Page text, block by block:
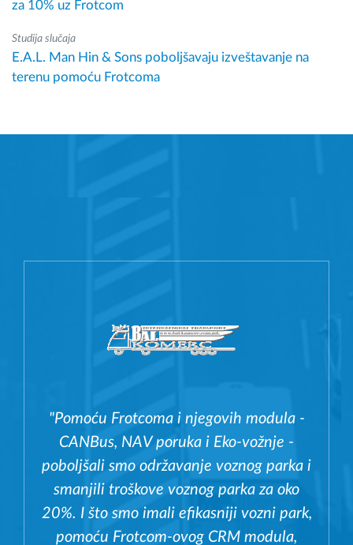
za 10% uz Frotcom
Studija slučaja
E.A.L. Man Hin & Sons poboljšavaju izveštavanje na
terenu pomoću Frotcoma
"Pomoću Frotcoma i njegovih modula -
CANBus, NAV poruka i Eko-vožnje -
poboljšali smo održavanje voznog parka i
smanjili troškove voznog parka za oko
20%. I što smo imali efikasniji vozni park,
pomoću Frotcom-ovog CRM modula,